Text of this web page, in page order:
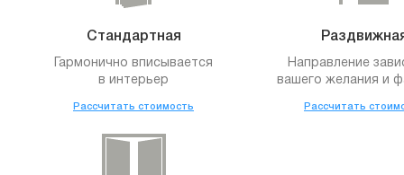
Стандартная
Гармонично вписывается
в интерьер
Рассчитать стоимость
Направление
вашего желания и
Рассчитать